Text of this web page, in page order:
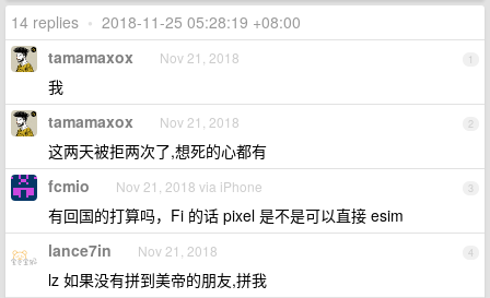
14 replies • 2018-11-25 05:28:19 +08:00
1
tamamaxox Nov 21, 2018
我
2
tamamaxox Nov 21, 2018
这两天被拒两次了,想死的心都有
3
fcmio Nov 21, 2018 via iPhone
有回国的打算吗，Fi 的话 pixel 是不是可以直接 esim
4
lance7in Nov 21, 2018
lz 如果没有拼到美帝的朋友,拼我